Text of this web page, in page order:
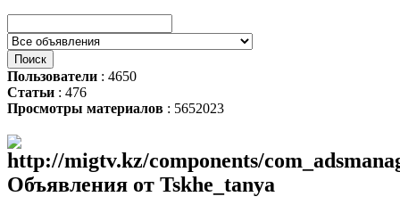
Пользователи : 4650
Статьи : 476
Просмотры материалов : 5652023
Объявления от Tskhe_tanya